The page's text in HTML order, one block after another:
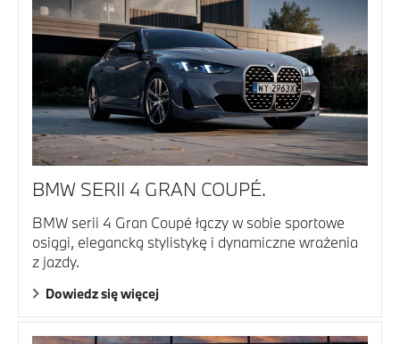
BMW SERII 4 GRAN COUPÉ.
BMW serii 4 Gran Coupé łączy w sobie sportowe
osiągi, elegancką stylistykę i dynamiczne wrażenia
z jazdy.
Dowiedz się więcej